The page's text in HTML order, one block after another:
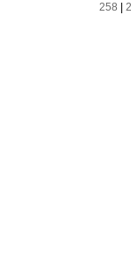
258